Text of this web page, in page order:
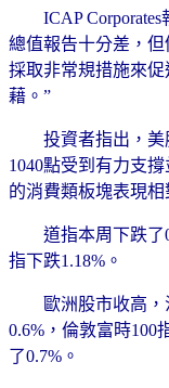
ICAP Corporates
總值報告十分差，
採取非常規措施來
藉。”
投資者指出，美
1040點受到有力支
的消費類板塊表現相
道指本周下跌了
指下跌1.18%。
歐洲股市收高，
0.6%，倫敦富時100
了0.7%。